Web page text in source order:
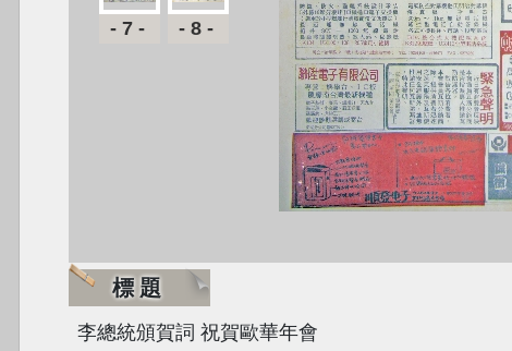
-7- -8-
標題
李總統頒賀詞 祝賀歐華年會